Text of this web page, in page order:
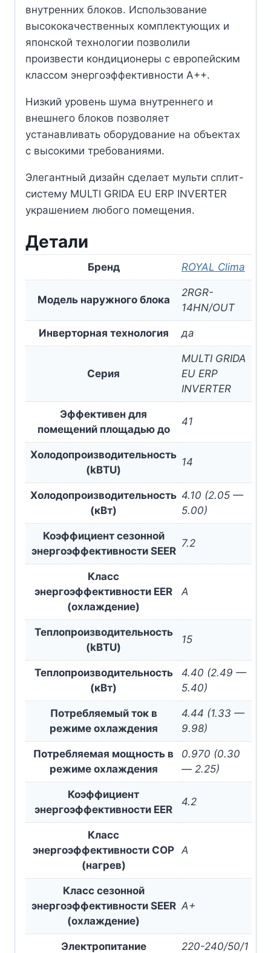
внутренних блоков. Использование
высококачественных комплектующих и
японской технологии позволили
произвести кондиционеры с европейским
классом энергоэффективности А++.
Низкий уровень шума внутреннего и
внешнего блоков позволяет
устанавливать оборудование на объектах
с высокими требованиями.
Элегантный дизайн сделает мульти сплит-
систему MULTI GRIDA EU ERP INVERTER
украшением любого помещения.
Детали
Бренд ROYAL Clima
Модель наружного блока
2RGR-
14HN/OUT
Инверторная технология да
Серия
MULTI GRIDA
EU ERP
INVERTER
Эффективен для
помещений площадью до
41
Холодопроизводительность
(kBTU)
14
Холодопроизводительность
(кВт)
4.10 (2.05 —
5.00)
Коэффициент сезонной
энергоэффективности SEER
7.2
Класс
энергоэффективности EER
(охлаждение)
A
Теплопроизводительность
(kBTU)
15
Теплопроизводительность
(кВт)
4.40 (2.49 —
5.40)
Потребляемый ток в
режиме охлаждения
4.44 (1.33 —
9.98)
Потребляемая мощность в
режиме охлаждения
0.970 (0.30
— 2.25)
Коэффициент
энергоэффективности EER
4.2
Класс
энергоэффективности COP
(нагрев)
A
Класс сезонной
энергоэффективности SEER
(охлаждение)
A+
Электропитание 220-240/50/1